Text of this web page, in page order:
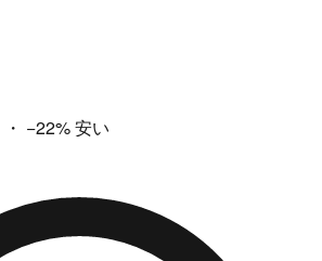
・ −22%安い